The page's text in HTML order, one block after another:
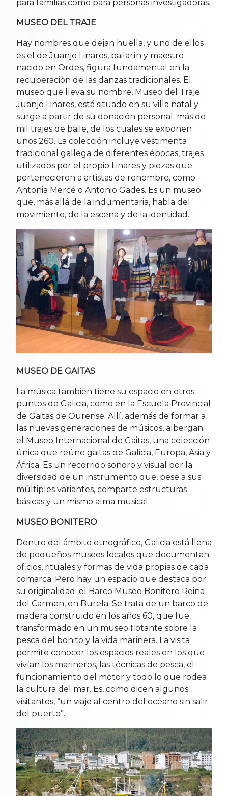
para familias como para personas investigadoras.
MUSEO DEL TRAJE
Hay nombres que dejan huella, y uno de ellos
es el de Juanjo Linares, bailarín y maestro
nacido en Ordes, figura fundamental en la
recuperación de las danzas tradicionales. El
museo que lleva su nombre, Museo del Traje
Juanjo Linares, está situado en su villa natal y
surge a partir de su donación personal: más de
mil trajes de baile, de los cuales se exponen
unos 260. La colección incluye vestimenta
tradicional gallega de diferentes épocas, trajes
utilizados por el propio Linares y piezas que
pertenecieron a artistas de renombre, como
Antonia Mercé o Antonio Gades. Es un museo
que, más allá de la indumentaria, habla del
movimiento, de la escena y de la identidad.
MUSEO DE GAITAS
La música también tiene su espacio en otros
puntos de Galicia, como en la Escuela Provincial
de Gaitas de Ourense. Allí, además de formar a
las nuevas generaciones de músicos, albergan
el Museo Internacional de Gaitas, una colección
única que reúne gaitas de Galicia, Europa, Asia y
África. Es un recorrido sonoro y visual por la
diversidad de un instrumento que, pese a sus
múltiples variantes, comparte estructuras
básicas y un mismo alma musical.
MUSEO BONITERO
Dentro del ámbito etnográfico, Galicia está llena
de pequeños museos locales que documentan
oficios, rituales y formas de vida propias de cada
comarca. Pero hay un espacio que destaca por
su originalidad: el Barco Museo Bonitero Reina
del Carmen, en Burela. Se trata de un barco de
madera construido en los años 60, que fue
transformado en un museo flotante sobre la
pesca del bonito y la vida marinera. La visita
permite conocer los espacios reales en los que
vivían los marineros, las técnicas de pesca, el
funcionamiento del motor y todo lo que rodea
la cultura del mar. Es, como dicen algunos
visitantes, “un viaje al centro del océano sin salir
del puerto”.